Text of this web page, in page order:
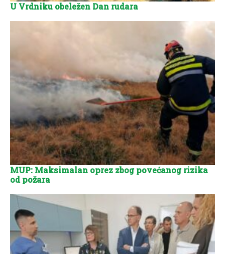
U Vrdniku obeležen Dan rudara
MUP: Maksimalan oprez zbog povećanog rizika
od požara